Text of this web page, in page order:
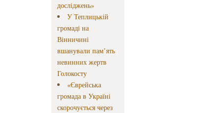
досліджень»
У Теплицькій
громаді на
Вінничині
вшанували пам’ять
невинних жертв
Голокосту
«Єврейська
громада в Україні
скорочується через